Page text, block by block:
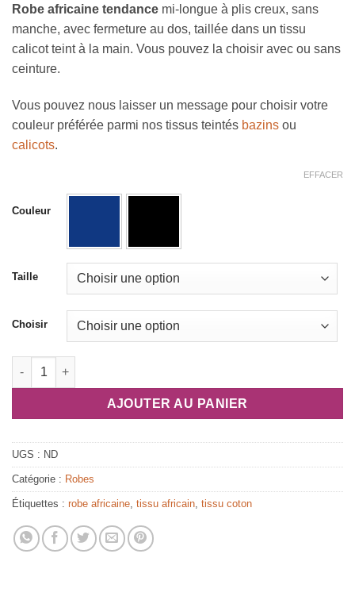
prix :
95,00 €
à
Robe africaine tendance mi-longue à plis creux, sans
manche, avec fermeture au dos, taillée dans un tissu
calicot teint à la main. Vous pouvez la choisir avec ou sans
ceinture.
Vous pouvez nous laisser un message pour choisir votre
couleur préférée parmi nos tissus teintés bazins ou
calicots.
Couleur
Taille
Choisir
EFFACER
quantité de Robe en tissu africain "Grace"
AJOUTER AU PANIER
UGS : ND
Catégorie : Robes
Étiquettes : robe africaine tissu africain tissu coton